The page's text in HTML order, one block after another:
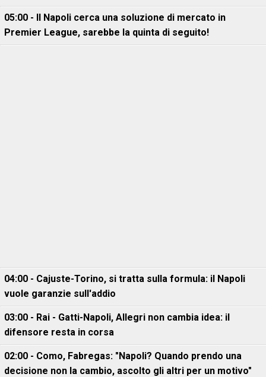
05:00 - Il Napoli cerca una soluzione di mercato in
Premier League, sarebbe la quinta di seguito!
04:00 - Cajuste-Torino, si tratta sulla formula: il Napoli
vuole garanzie sull'addio
03:00 - Rai - Gatti-Napoli, Allegri non cambia idea: il
difensore resta in corsa
02:00 - Como, Fabregas: "Napoli? Quando prendo una
decisione non la cambio, ascolto gli altri per un motivo"